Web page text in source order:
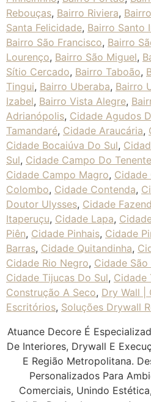
Rebouças, Bairro Riviera,
Santa Felicidade, Bairro Santo
Bairro São Francisco, Bairro
Lourenço, Bairro São Miguel,
Sítio Cercado, Bairro Taboão,
Tingui, Bairro Uberaba, Bairro
Izabel, Bairro Vista Alegre,
Adrianópolis, Cidade Agudos
Tamandaré, Cidade Araucária,
Cidade Bocaiúva Do Sul,
Sul, Cidade Campo Do Tenente
Cidade Campo Magro, Cidade
Colombo, Cidade Contenda,
Doutor Ulysses, Cidade
Itaperuçu, Cidade Lapa,
Piên, Cidade Pinhais, Cidade
Barras, Cidade Quitandinha,
Cidade Rio Negro, Cidade
Cidade Tijucas Do Sul, Cidade
Construção A Seco, Dry Wall |
Escritórios, Soluções Drywall
Atuance Decore É
De Interiores, Drywall E
E Região Metropolitana.
Personalizados Para
Comerciais, Unindo